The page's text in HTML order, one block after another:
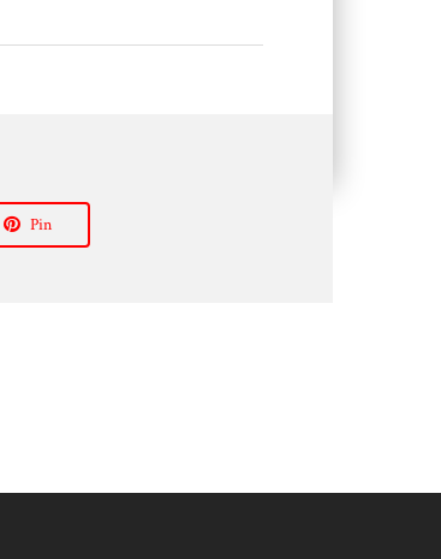
Pin